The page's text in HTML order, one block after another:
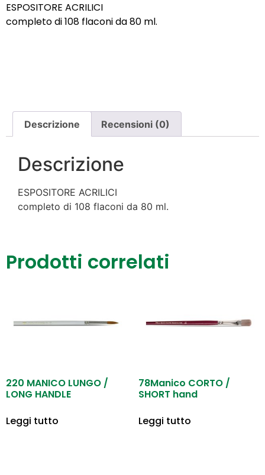
ESPOSITORE ACRILICI
completo di 108 flaconi da 80 ml.
Descrizione Recensioni (0)
Descrizione
ESPOSITORE ACRILICI
completo di 108 flaconi da 80 ml.
Prodotti correlati
220 MANICO LUNGO /
LONG HANDLE
Leggi tutto
78Manico CORTO /
SHORT hand
Leggi tutto